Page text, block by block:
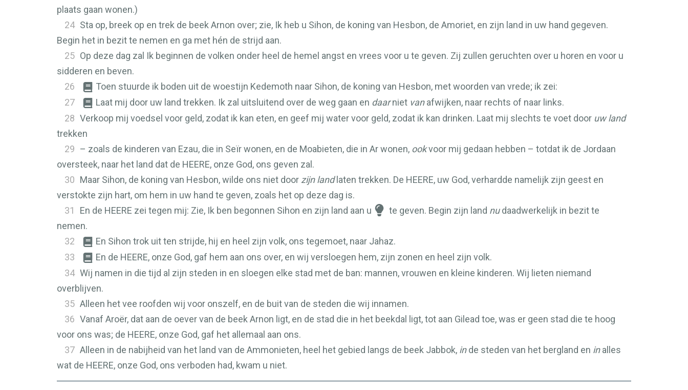
plaats gaan wonen.)
24 Sta op, breek op en trek de beek Arnon over; zie, Ik heb u Sihon, de koning van Hesbon, de Amoriet, en zijn land in uw hand gegeven.
Begin het in bezit te nemen en ga met hén de strijd aan.
25 Op deze dag zal Ik beginnen de volken onder heel de hemel angst en vrees voor u te geven. Zij zullen geruchten over u horen en voor u
sidderen en beven.
26
Toen stuurde ik boden uit de woestijn Kedemoth naar Sihon, de koning van Hesbon, met woorden van vrede; ik zei:
27
Laat mij door uw land trekken. Ik zal uitsluitend over de weg gaan en daarniet vanafwijken, naar rechts of naar links.
28 Verkoop mij voedsel voor geld, zodat ik kan eten, en geef mij water voor geld, zodat ik kan drinken. Laat mij slechts te voet door uw land
trekken
29 – zoals de kinderen van Ezau, die in Seïr wonen, en de Moabieten, die in Ar wonen, ookvoor mij gedaan hebben – totdat ik de Jordaan
oversteek, naar het land dat de HEERE, onze God, ons geven zal.
30 Maar Sihon, de koning van Hesbon, wilde ons niet door zijn landlaten trekken. De HEERE, uw God, verhardde namelijk zijn geest en
verstokte zijn hart, om hem in uw hand te geven, zoals het op deze dag is.
31
En de HEERE zei tegen mij: Zie, Ik ben begonnen Sihon en zijn land aan u te geven. Begin zijn land nudaadwerkelijk in bezit te
nemen.
32
En Sihon trok uit ten strijde, hij en heel zijn volk, ons tegemoet, naar Jahaz.
33
En de HEERE, onze God, gaf hem aan ons over, en wij versloegen hem, zijn zonen en heel zijn volk.
34 Wij namen in die tijd al zijn steden in en sloegen elke stad met de ban: mannen, vrouwen en kleine kinderen. Wij lieten niemand
overblijven.
35 Alleen het vee roofden wij voor onszelf, en de buit van de steden die wij innamen.
36 Vanaf Aroër, dat aan de oever van de beek Arnon ligt, en de stad die in het beekdal ligt, tot aan Gilead toe, was er geen stad die te hoog
voor ons was; de HEERE, onze God, gaf het allemaal aan ons.
37 Alleen in de nabijheid van het land van de Ammonieten, heel het gebied langs de beek Jabbok, inde steden van het bergland en inalles
wat de HEERE, onze God, ons verboden had, kwam u niet.